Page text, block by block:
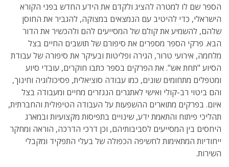
הספר שם לו למטרה להציג ולקדם את הידע החדש בפני הקורא
הישראלי, כדי להיטיב עם הנמצאים במצוקה, להגביר את החוסן
שלהם, להשמיע את קולם של המסייעים להם ולהכשיר את הדור
הבא. פרקי הספר מספרים את סיפורם של תושבים החיים בצל
מלחמה, אירועי טרור, הגירה ופליטות ובעיקר את סיפורה של עבודת
הסיוע "תחת אש". את הפרקים בספר כתבו חוקרים, עובדי סיוע
ומטפלים מתחומים שונים, כמו עבודה סוציאלית, פסיכולוגיה וחינוך,
והם ביטוי רב-קולי ואישי לאתגרים הנגזרים מחיים ומעבודה בצל
איום. בפרקים מתוארים ההשפעות על העבודה הטיפולית והחברתית,
תהליכי פיתוח והתאמת ידע, שינויים בתפיסות מקצועיות ובמארג
היחסים בין המסייעים לסביבותיהם, וכן דרכי הדרכה, הוראה ומחקר
ייחודיות המתאימות לחשיפה הכפולה של בעלי התפקיד ומקבלי
השירות.